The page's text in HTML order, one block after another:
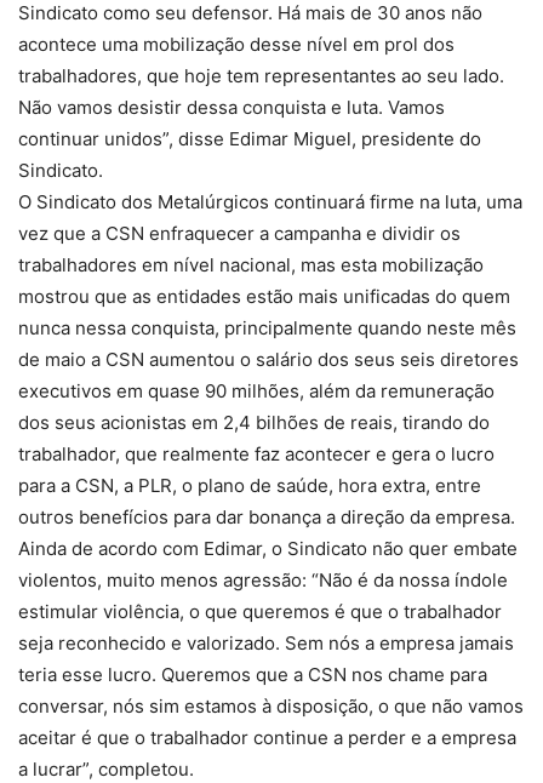
Sindicato como seu defensor. Há mais de 30 anos não
acontece uma mobilização desse nível em prol dos
trabalhadores, que hoje tem representantes ao seu lado.
Não vamos desistir dessa conquista e luta. Vamos
continuar unidos”, disse Edimar Miguel, presidente do
Sindicato.
O Sindicato dos Metalúrgicos continuará firme na luta, uma
vez que a CSN enfraquecer a campanha e dividir os
trabalhadores em nível nacional, mas esta mobilização
mostrou que as entidades estão mais unificadas do quem
nunca nessa conquista, principalmente quando neste mês
de maio a CSN aumentou o salário dos seus seis diretores
executivos em quase 90 milhões, além da remuneração
dos seus acionistas em 2,4 bilhões de reais, tirando do
trabalhador, que realmente faz acontecer e gera o lucro
para a CSN, a PLR, o plano de saúde, hora extra, entre
outros benefícios para dar bonança a direção da empresa.
Ainda de acordo com Edimar, o Sindicato não quer embate
violentos, muito menos agressão: “Não é da nossa índole
estimular violência, o que queremos é que o trabalhador
seja reconhecido e valorizado. Sem nós a empresa jamais
teria esse lucro. Queremos que a CSN nos chame para
conversar, nós sim estamos à disposição, o que não vamos
aceitar é que o trabalhador continue a perder e a empresa
a lucrar”, completou.